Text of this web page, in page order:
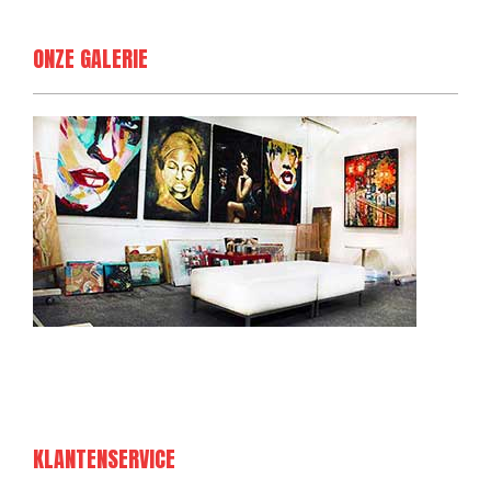
ONZE GALERIE
KLANTENSERVICE